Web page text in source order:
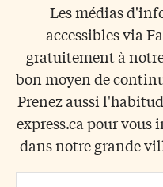
Les médias
accessibles via
gratuitement à
bon moyen de
Prenez aussi
express.ca pour vous
dans notre grande